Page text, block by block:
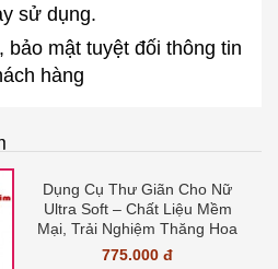
sử dụng.
bảo mật tuyệt đối thông tin
hàng
Dụng Cụ Thư Giãn Cho Nữ
Ultra Soft – Chất Liệu Mềm
Mại, Trải Nghiệm Thăng Hoa
775.000 đ